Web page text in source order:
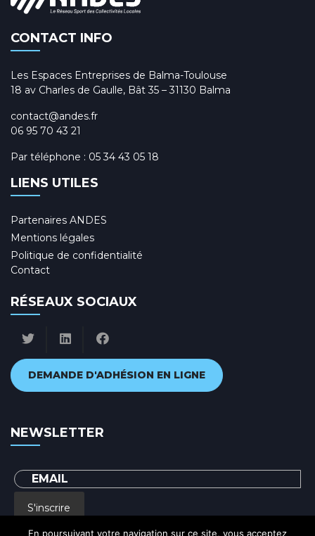
CONTACT INFO
Les Espaces Entreprises de Balma-Toulouse
18 av Charles de Gaulle, Bât 35 – 31130 Balma
contact@andes.fr
06 95 70 43 21
Par téléphone : 05 34 43 05 18
LIENS UTILES
Partenaires ANDES
Mentions légales
Politique de confidentialité
Contact
RÉSEAUX SOCIAUX
DEMANDE D'ADHÉSION EN LIGNE
NEWSLETTER
S'inscrire
En poursuivant votre navigation sur ce site, vous acceptez